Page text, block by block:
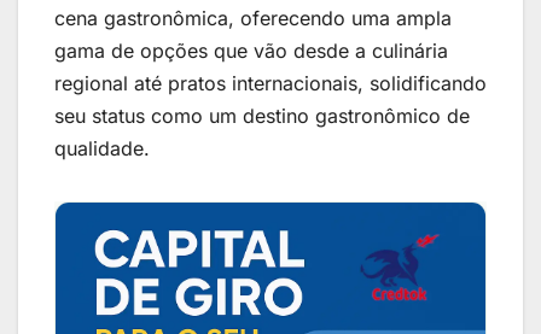
cena gastronômica, oferecendo uma ampla
gama de opções que vão desde a culinária
regional até pratos internacionais, solidificando
seu status como um destino gastronômico de
qualidade.